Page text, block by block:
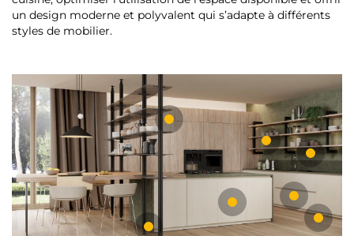
un design moderne et polyvalent qui s’adapte à différents
styles de mobilier.